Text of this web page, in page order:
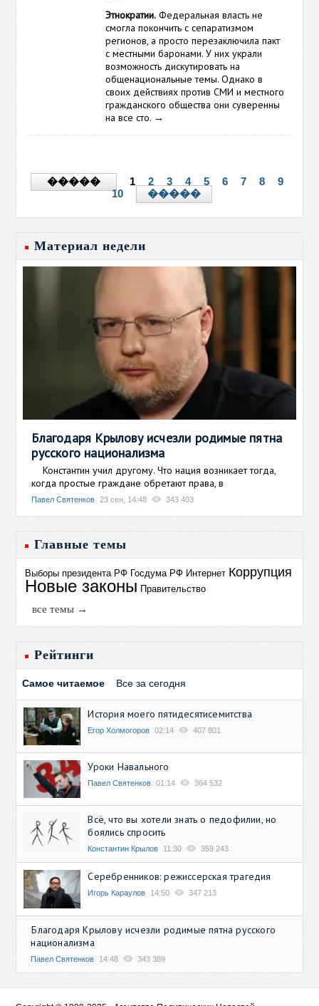
Этнократии. Федеральная власть не
смогла покончить с сепаратизмом
регионов, а просто перезаключила пакт
с местными баронами. У них украли
возможность дискутировать на
общенациональные темы. Однако в
своих действиях против СМИ и местного
гражданского общества они суверенны
на все сто. →
����� 1 2 3 4 5 6 7 8
9
10
�����
Материал недели
Благодаря Крылову исчезли родимые пятна
русского национализма
Константин учил другому. Что нация возникает тогда,
когда простые граждане обретают права, в
Павел Святенков 23 сен, 14:48 343 403
Главные темы
Выборы президента РФ Госдума РФ Интернет Коррупция
Новые законы Правительство
все темы →
Рейтинги
Самое читаемое Все за сегодня
История моего пятидесятисемитства
Егор Холмогоров 02:14 407 801
Уроки Навального
Павел Святенков 01:14 364 532
Всё, что вы хотели знать о педофилии, но
боялись спросить
Константин Крылов 11:30 359 243
Серебренников: режиссерская трагедия
Игорь Караулов 14:50 347 213
Благодаря Крылову исчезли родимые пятна русского
национализма
Павел Святенков 14:48 343 389